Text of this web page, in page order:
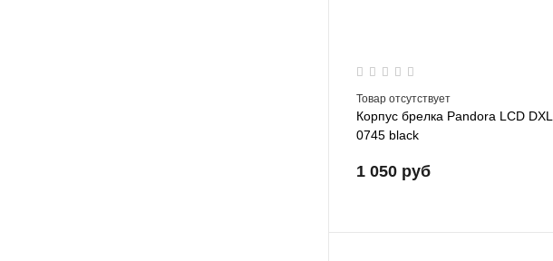
Товар отсутствует
Корпус брелка Pandora LCD DXL
0745 black
1 050 руб